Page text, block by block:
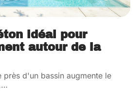
idéal pour
autour de la
près d'un bassin augmente le
…